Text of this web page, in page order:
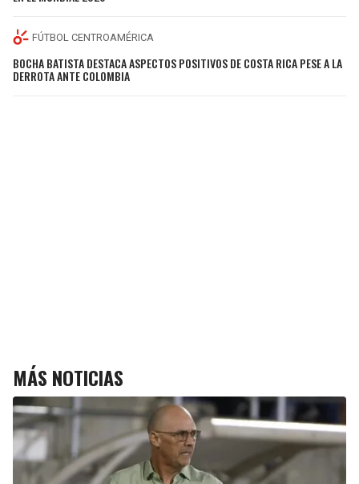
FÚTBOL CENTROAMÉRICA
BOCHA BATISTA DESTACA ASPECTOS POSITIVOS DE COSTA RICA PESE A LA
DERROTA ANTE COLOMBIA
MÁS NOTICIAS